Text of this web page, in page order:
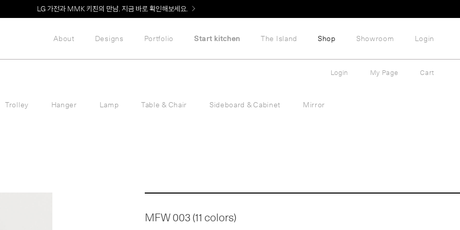
Welcome! 신규 회원가입 시 MMK Shop Coupon (총 60만원) 지급
LG 가전과 MMK 키친의 만남. 지금 바로 확인해보세요.
About Designs Portfolio Start kitchen The Island Shop Showroom Login
Trolley Hanger Lamp Table & Chair Sideboard & Cabinet Mirror
Login My Page Cart
MFW 003 (11 colors)